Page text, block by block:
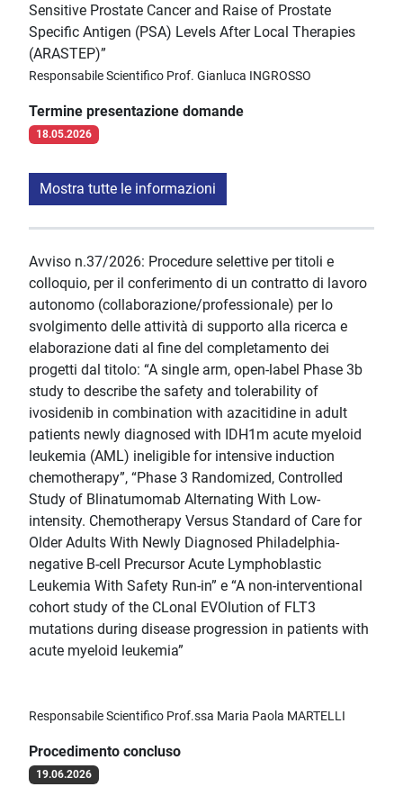
Sensitive Prostate Cancer and Raise of Prostate
Specific Antigen (PSA) Levels After Local Therapies
(ARASTEP)”
Responsabile Scientifico Prof. Gianluca INGROSSO
Termine presentazione domande
18.05.2026
Mostra tutte le informazioni
Avviso n.37/2026: Procedure selettive per titoli e
colloquio, per il conferimento di un contratto di lavoro
autonomo (collaborazione/professionale) per lo
svolgimento delle attività di supporto alla ricerca e
elaborazione dati al fine del completamento dei
progetti dal titolo: “A single arm, open-label Phase 3b
study to describe the safety and tolerability of
ivosidenib in combination with azacitidine in adult
patients newly diagnosed with IDH1m acute myeloid
leukemia (AML) ineligible for intensive induction
chemotherapy”, “Phase 3 Randomized, Controlled
Study of Blinatumomab Alternating With Low-
intensity. Chemotherapy Versus Standard of Care for
Older Adults With Newly Diagnosed Philadelphia-
negative B-cell Precursor Acute Lymphoblastic
Leukemia With Safety Run-in” e “A non-interventional
cohort study of the CLonal EVOlution of FLT3
mutations during disease progression in patients with
acute myeloid leukemia”
Responsabile Scientifico Prof.ssa Maria Paola MARTELLI
Procedimento concluso
19.06.2026